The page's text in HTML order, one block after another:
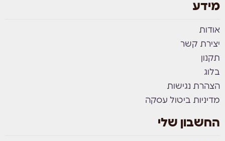
מידע
אודות
יצירת קשר
תקנון
בלוג
הצהרת נגישות
מדיניות ביטול עסקה
החשבון שלי